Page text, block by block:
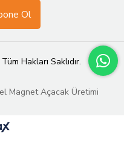
Ol
Hakları Saklıdır.
Magnet Açacak Üretimi